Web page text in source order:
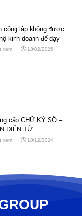
công lập không được
kinh doanh để dạy
xem 18/02/2025
cấp CHỮ KÝ SỐ –
ĐIỆN TỬ
xem 18/12/2024